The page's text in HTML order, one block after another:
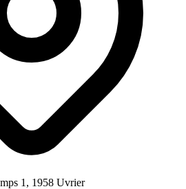
1, 1958 Uvrier